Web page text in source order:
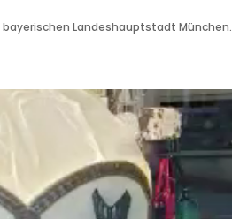
Landeshauptstadt München.